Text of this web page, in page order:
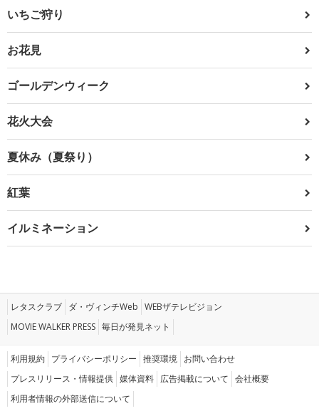
いちご狩り
お花見
ゴールデンウィーク
花火大会
夏休み（夏祭り）
紅葉
イルミネーション
レタスクラブ ダ・ヴィンチWeb WEBザテレビジョン
MOVIE WALKER PRESS 毎日が発見ネット
利用規約 プライバシーポリシー 推奨環境 お問い合わせ
プレスリリース・情報提供 媒体資料 広告掲載について 会社概要
利用者情報の外部送信について